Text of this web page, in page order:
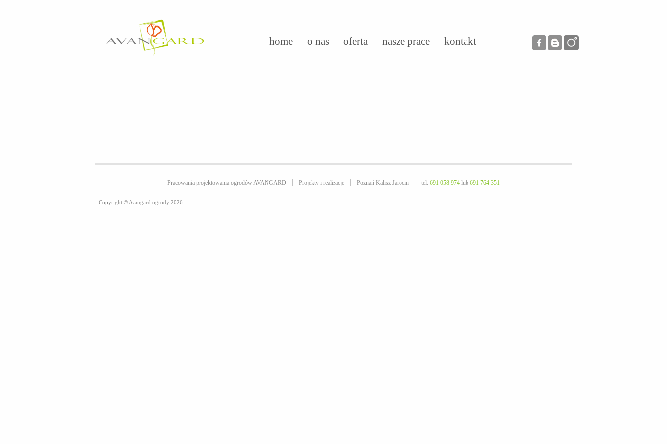
home o nas oferta nasze prace kontakt
Pracowania projektowania ogrodów AVANGARD Projekty i realizacje Poznań Kalisz Jarocin tel. 691 058 974 lub 691 764 351
Copyright © Avangard ogrody 2026